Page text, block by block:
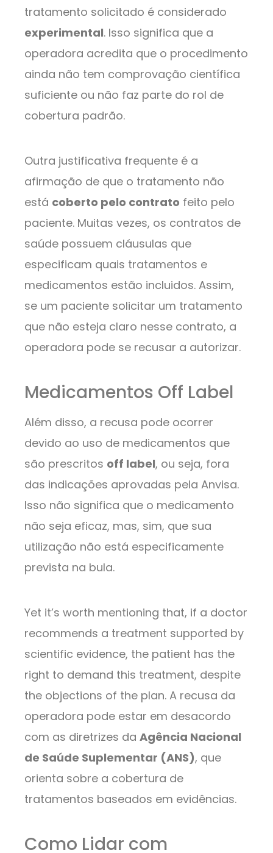
tratamento solicitado é considerado
experimental. Isso significa que a
operadora acredita que o procedimento
ainda não tem comprovação científica
suficiente ou não faz parte do rol de
cobertura padrão.
Outra justificativa frequente é a
afirmação de que o tratamento não
está coberto pelo contrato feito pelo
paciente. Muitas vezes, os contratos de
saúde possuem cláusulas que
especificam quais tratamentos e
medicamentos estão incluidos. Assim,
se um paciente solicitar um tratamento
que não esteja claro nesse contrato, a
operadora pode se recusar a autorizar.
Medicamentos Off Label
Além disso, a recusa pode ocorrer
devido ao uso de medicamentos que
são prescritos off label, ou seja, fora
das indicações aprovadas pela Anvisa.
Isso não significa que o medicamento
não seja eficaz, mas, sim, que sua
utilização não está especificamente
prevista na bula.
Yet it’s worth mentioning that, if a doctor
recommends a treatment supported by
scientific evidence, the patient has the
right to demand this treatment, despite
the objections of the plan. A recusa da
operadora pode estar em desacordo
com as diretrizes da Agência Nacional
de Saúde Suplementar (ANS), que
orienta sobre a cobertura de
tratamentos baseados em evidências.
Como Lidar com